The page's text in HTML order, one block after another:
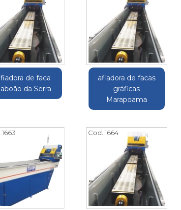
de faca
da Serra
afiadora de facas
gráficas
Marapoama
1663 Cod.:1664